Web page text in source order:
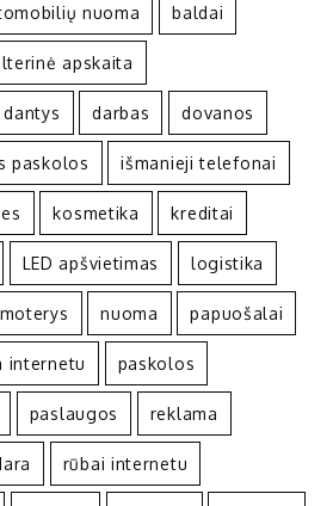
nuoma baldai
apskaita
dantys darbas dovanos
paskolos išmanieji telefonai
kosmetika kreditai
LED apšvietimas logistika
moterys nuoma papuošalai
internetu paskolos
paslaugos reklama
rūbai internetu